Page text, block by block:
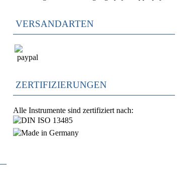
VERSANDARTEN
ZERTIFIZIERUNGEN
Alle Instrumente sind zertifiziert nach: